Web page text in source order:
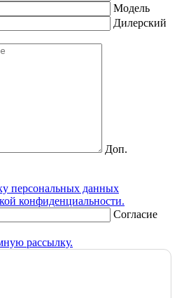
Модель
Дилерский
Доп.
персональных данных
конфиденциальности.
Согласие
рассылку.